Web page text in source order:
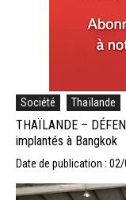
Société Thaïlande
THAÏLANDE –
implantés à Bangkok
Date de publication :